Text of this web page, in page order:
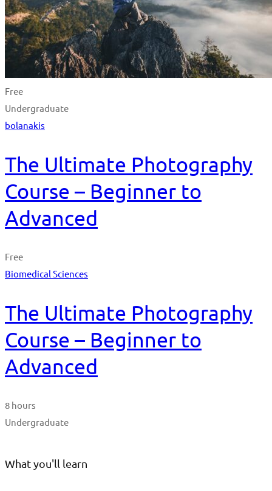
Free
Undergraduate
bolanakis
The Ultimate Photography
Course – Beginner to
Advanced
Free
Biomedical Sciences
The Ultimate Photography
Course – Beginner to
Advanced
8 hours
Undergraduate
What you'll learn